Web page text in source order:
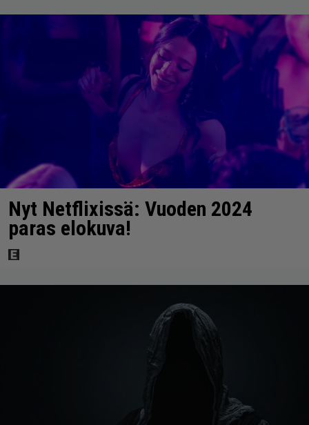
Nyt Netflixissä: Vuoden 2024
paras elokuva!